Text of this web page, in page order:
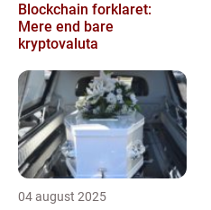
Blockchain forklaret:
Mere end bare
kryptovaluta
04 august 2025